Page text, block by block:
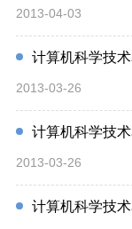
2013-04-03
计算机科学技
2013-03-26
计算机科学技
2013-03-26
计算机科学技